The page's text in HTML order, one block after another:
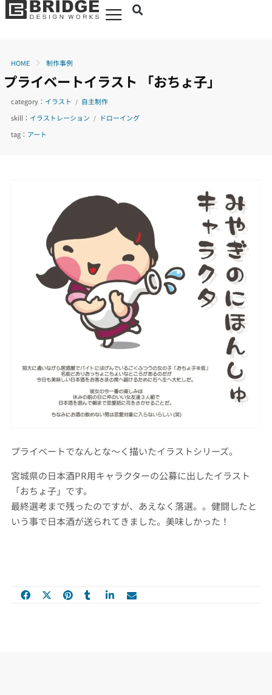
HOME 制作事例
プライベートイラスト 「おちょ子」
category： イラスト / 自主制作
skill： イラストレーション / ドローイング
tag： アート
プライベートでなんとな～く描いたイラストシリーズ。
宮城県の日本酒PR用キャラクターの公募に出したイラスト
「おちょ子」です。
最終選考まで残ったのですが、あえなく落選。。健闘したと
いう事で日本酒が送られてきました。美味しかった！